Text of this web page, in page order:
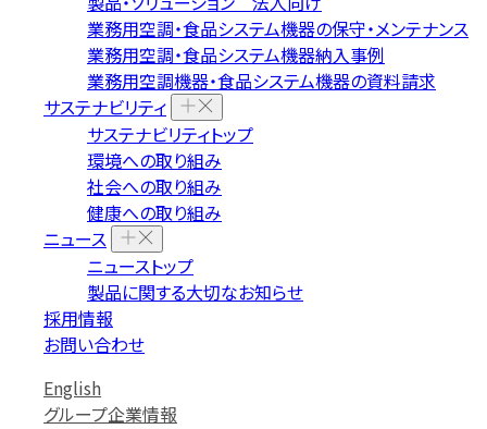
業務用空調・食品システム機器の保守・メンテナンス
業務用空調・食品システム機器納入事例
業務用空調機器・食品システム機器の資料請求
サステナビリティ
サステナビリティトップ
環境への取り組み
社会への取り組み
健康への取り組み
ニュース
ニューストップ
製品に関する大切なお知らせ
採用情報
お問い合わせ
English
グループ企業情報